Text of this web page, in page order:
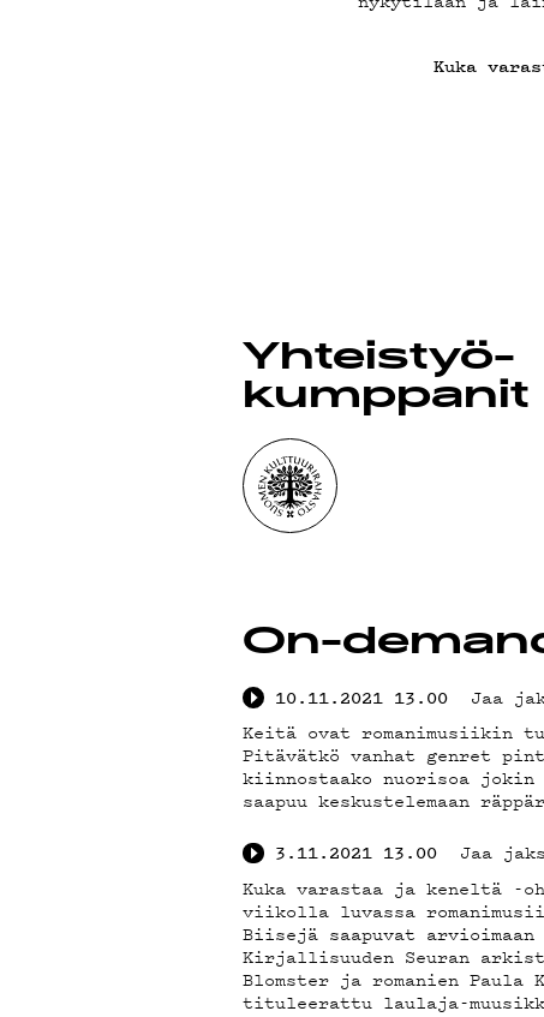
G
Kuka
Yhteistyö­
kumppanit
On-
10.11.2021 13.00
Jaa
Keitä ovat romanimusiikin
Pitävätkö vanhat genret
kiinnostaako nuorisoa jokin
saapuu keskustelemaan
3.11.2021 13.00
Jaa
Kuka varastaa ja keneltä -
viikolla luvassa
Biisejä saapuvat arvioimaan
Kirjallisuuden Seuran
Blomster ja romanien Paula
tituleerattu laulaja-